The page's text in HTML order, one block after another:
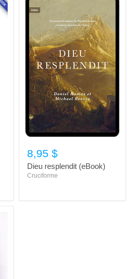
8,95 $
Dieu resplendit (eBook)
Cruciforme